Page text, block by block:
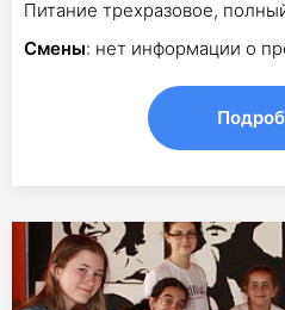
Питание трехразовое,
Смены: нет информации о